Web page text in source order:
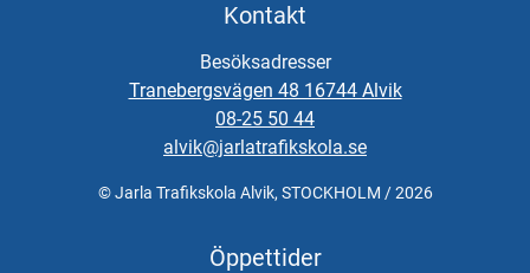
Kontakt
Besöksadresser
Tranebergsvägen 48 16744 Alvik
08-25 50 44
alvik@jarlatrafikskola.se
© Jarla Trafikskola Alvik, STOCKHOLM / 2026
Öppettider